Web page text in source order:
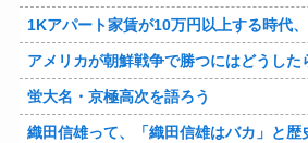
1Kアパート家賃が10万円以上する時代、年金14万円前
アメリカが朝鮮戦争で勝つにはどうした
蛍大名・京極高次を語ろう
織田信雄って、「織田信雄はバカ」と歴史に書かれているが今まで家が